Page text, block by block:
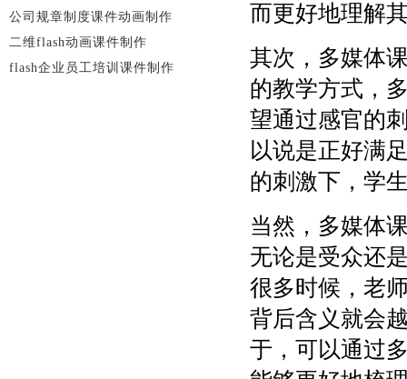
而更好地理解
其次，多媒体
的教学方式，
望通过感官的
以说是正好满
的刺激下，学
当然，多媒体
无论是受众还
很多时候，老
背后含义就会
于，可以通过
公司规章制度课件动画制作
二维flash动画课件制作
flash企业员工培训课件制作